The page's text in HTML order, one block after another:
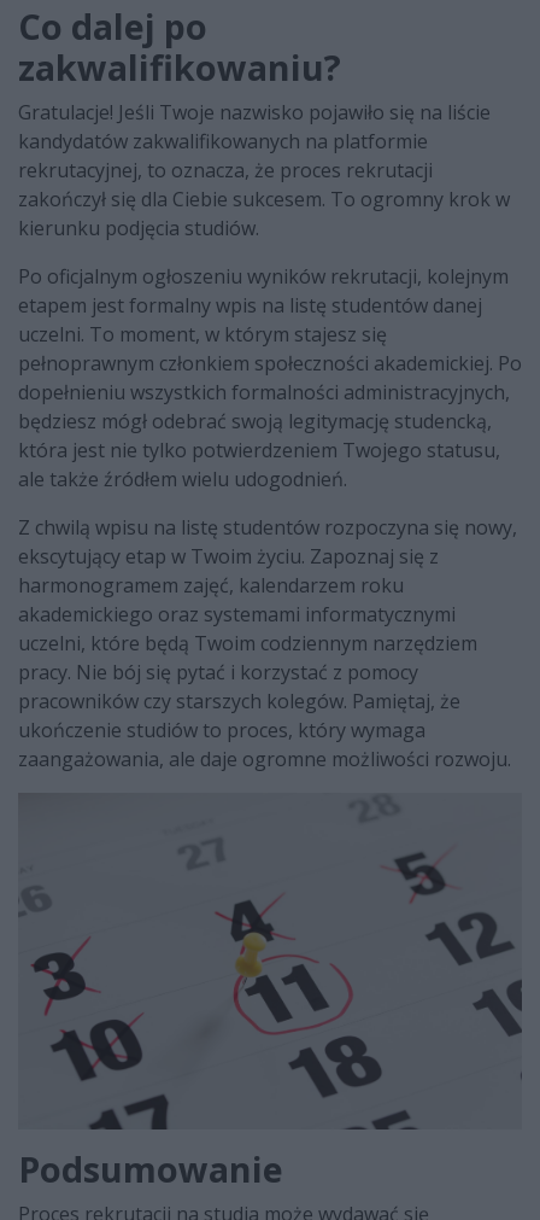
Co dalej po
zakwalifikowaniu?
Gratulacje! Jeśli Twoje nazwisko pojawiło się na liście
kandydatów zakwalifikowanych na platformie
rekrutacyjnej, to oznacza, że proces rekrutacji
zakończył się dla Ciebie sukcesem. To ogromny krok w
kierunku podjęcia studiów.
Po oficjalnym ogłoszeniu wyników rekrutacji, kolejnym
etapem jest formalny wpis na listę studentów danej
uczelni. To moment, w którym stajesz się
pełnoprawnym członkiem społeczności akademickiej. Po
dopełnieniu wszystkich formalności administracyjnych,
będziesz mógł odebrać swoją legitymację studencką,
która jest nie tylko potwierdzeniem Twojego statusu,
ale także źródłem wielu udogodnień.
Z chwilą wpisu na listę studentów rozpoczyna się nowy,
ekscytujący etap w Twoim życiu. Zapoznaj się z
harmonogramem zajęć, kalendarzem roku
akademickiego oraz systemami informatycznymi
uczelni, które będą Twoim codziennym narzędziem
pracy. Nie bój się pytać i korzystać z pomocy
pracowników czy starszych kolegów. Pamiętaj, że
ukończenie studiów to proces, który wymaga
zaangażowania, ale daje ogromne możliwości rozwoju.
Podsumowanie
Proces rekrutacji na studia może wydawać się